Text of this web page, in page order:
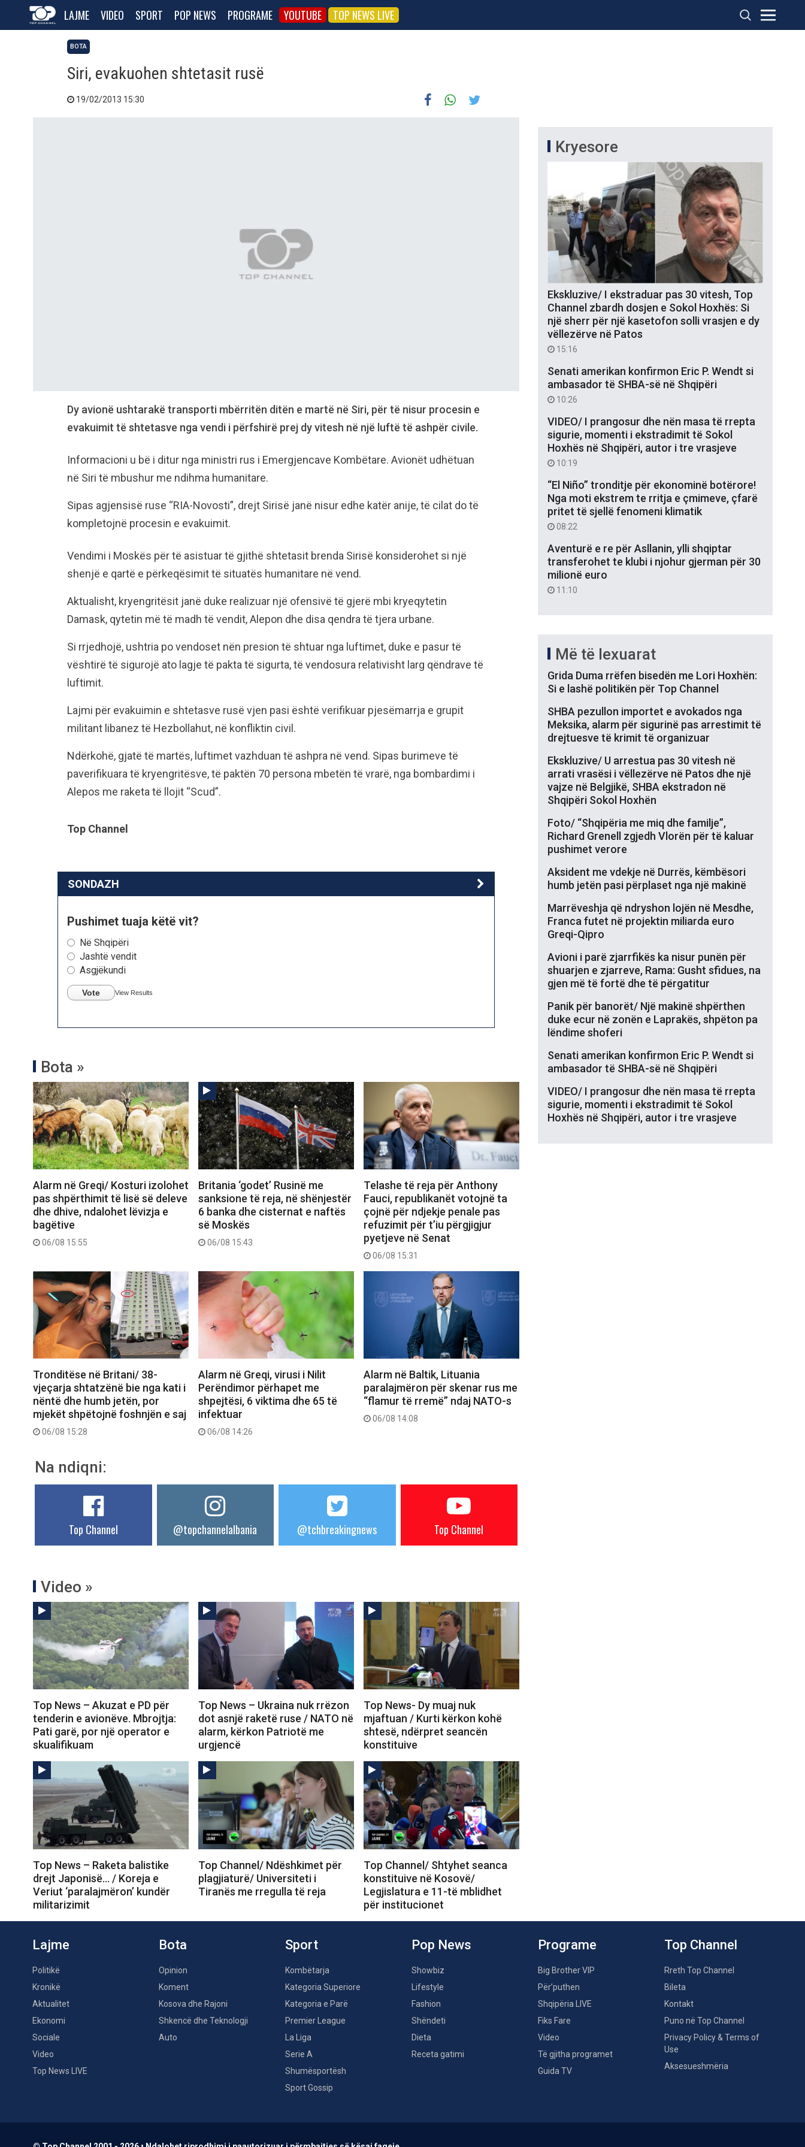
LAJME VIDEO SPORT POP NEWS PROGRAME YOUTUBE TOP NEWS LIVE
BOTA
Siri, evakuohen shtetasit rusë
19/02/2013 15:30
Dy avionë ushtarakë transporti mbërritën ditën e martë në Siri, për të nisur procesin e
evakuimit të shtetasve nga vendi i përfshirë prej dy vitesh në një luftë të ashpër civile.
Informacioni u bë i ditur nga ministri rus i Emergjencave Kombëtare. Avionët udhëtuan
në Siri të mbushur me ndihma humanitare.
Sipas agjensisë ruse “RIA-Novosti”, drejt Sirisë janë nisur edhe katër anije, të cilat do të
kompletojnë procesin e evakuimit.
Vendimi i Moskës për të asistuar të gjithë shtetasit brenda Sirisë konsiderohet si një
shenjë e qartë e përkeqësimit të situatës humanitare në vend.
Aktualisht, kryengritësit janë duke realizuar një ofensivë të gjerë mbi kryeqytetin
Damask, qytetin më të madh të vendit, Alepon dhe disa qendra të tjera urbane.
Si rrjedhojë, ushtria po vendoset nën presion të shtuar nga luftimet, duke e pasur të
vështirë të sigurojë ato lagje të pakta të sigurta, të vendosura relativisht larg qëndrave të
luftimit.
Lajmi për evakuimin e shtetasve rusë vjen pasi është verifikuar pjesëmarrja e grupit
militant libanez të Hezbollahut, në konfliktin civil.
Ndërkohë, gjatë të martës, luftimet vazhduan të ashpra në vend. Sipas burimeve të
paverifikuara të kryengritësve, të paktën 70 persona mbetën të vrarë, nga bombardimi i
Alepos me raketa të llojit “Scud”.
Top Channel
SONDAZH
Pushimet tuaja këtë vit?
Në Shqipëri
Jashtë vendit
Asgjëkundi
Vote View Results
Bota »
Alarm në Greqi/ Kosturi izolohet
pas shpërthimit të lisë së deleve
dhe dhive, ndalohet lëvizja e
bagëtive
06/08 15:55
Britania ‘godet’ Rusinë me
sanksione të reja, në shënjestër
6 banka dhe cisternat e naftës
së Moskës
06/08 15:43
Telashe të reja për Anthony
Fauci, republikanët votojnë ta
çojnë për ndjekje penale pas
refuzimit për t’iu përgjigjur
pyetjeve në Senat
06/08 15:31
Tronditëse në Britani/ 38-
vjeçarja shtatzënë bie nga kati i
nëntë dhe humb jetën, por
mjekët shpëtojnë foshnjën e saj
06/08 15:28
Alarm në Greqi, virusi i Nilit
Perëndimor përhapet me
shpejtësi, 6 viktima dhe 65 të
infektuar
06/08 14:26
Alarm në Baltik, Lituania
paralajmëron për skenar rus me
“flamur të rremë” ndaj NATO-s
06/08 14:08
Na ndiqni:
Top Channel @topchannelalbania @tchbreakingnews Top Channel
Video »
Top News – Akuzat e PD për
tenderin e avionëve. Mbrojtja:
Pati garë, por një operator e
skualifikuam
Top News – Ukraina nuk rrëzon
dot asnjë raketë ruse / NATO në
alarm, kërkon Patriotë me
urgjencë
Top News- Dy muaj nuk
mjaftuan / Kurti kërkon kohë
shtesë, ndërpret seancën
konstituive
Top News – Raketa balistike
drejt Japonisë… / Koreja e
Veriut ‘paralajmëron’ kundër
militarizimit
Top Channel/ Ndëshkimet për
plagjiaturë/ Universiteti i
Tiranës me rregulla të reja
Top Channel/ Shtyhet seanca
konstituive në Kosovë/
Legjislatura e 11-të mblidhet
për institucionet
Kryesore
Ekskluzive/ I ekstraduar pas 30 vitesh, Top
Channel zbardh dosjen e Sokol Hoxhës: Si
një sherr për një kasetofon solli vrasjen e dy
vëllezërve në Patos
15:16
Senati amerikan konfirmon Eric P. Wendt si
ambasador të SHBA-së në Shqipëri
10:26
VIDEO/ I prangosur dhe nën masa të rrepta
sigurie, momenti i ekstradimit të Sokol
Hoxhës në Shqipëri, autor i tre vrasjeve
10:19
“El Niño” tronditje për ekonominë botërore!
Nga moti ekstrem te rritja e çmimeve, çfarë
pritet të sjellë fenomeni klimatik
08:22
Aventurë e re për Asllanin, ylli shqiptar
transferohet te klubi i njohur gjerman për 30
milionë euro
11:10
Më të lexuarat
Grida Duma rrëfen bisedën me Lori Hoxhën:
Si e lashë politikën për Top Channel
SHBA pezullon importet e avokados nga
Meksika, alarm për sigurinë pas arrestimit të
drejtuesve të krimit të organizuar
Ekskluzive/ U arrestua pas 30 vitesh në
arrati vrasësi i vëllezërve në Patos dhe një
vajze në Belgjikë, SHBA ekstradon në
Shqipëri Sokol Hoxhën
Foto/ “Shqipëria me miq dhe familje”,
Richard Grenell zgjedh Vlorën për të kaluar
pushimet verore
Aksident me vdekje në Durrës, këmbësori
humb jetën pasi përplaset nga një makinë
Marrëveshja që ndryshon lojën në Mesdhe,
Franca futet në projektin miliarda euro
Greqi-Qipro
Avioni i parë zjarrfikës ka nisur punën për
shuarjen e zjarreve, Rama: Gusht sfidues, na
gjen më të fortë dhe të përgatitur
Panik për banorët/ Një makinë shpërthen
duke ecur në zonën e Laprakës, shpëton pa
lëndime shoferi
Senati amerikan konfirmon Eric P. Wendt si
ambasador të SHBA-së në Shqipëri
VIDEO/ I prangosur dhe nën masa të rrepta
sigurie, momenti i ekstradimit të Sokol
Hoxhës në Shqipëri, autor i tre vrasjeve
Lajme
Politikë
Kronikë
Aktualitet
Ekonomi
Sociale
Video
Top News LIVE
Bota
Opinion
Koment
Kosova dhe Rajoni
Shkencë dhe Teknologji
Auto
Sport
Kombëtarja
Kategoria Superiore
Kategoria e Parë
Premier League
La Liga
Serie A
Shumësportësh
Sport Gossip
Pop News
Showbiz
Lifestyle
Fashion
Shëndeti
Dieta
Receta gatimi
Programe
Big Brother VIP
Për’puthen
Shqipëria LIVE
Fiks Fare
Video
Të gjitha programet
Guida TV
Top Channel
Rreth Top Channel
Bileta
Kontakt
Puno në Top Channel
Privacy Policy & Terms of
Use
Aksesueshmëria